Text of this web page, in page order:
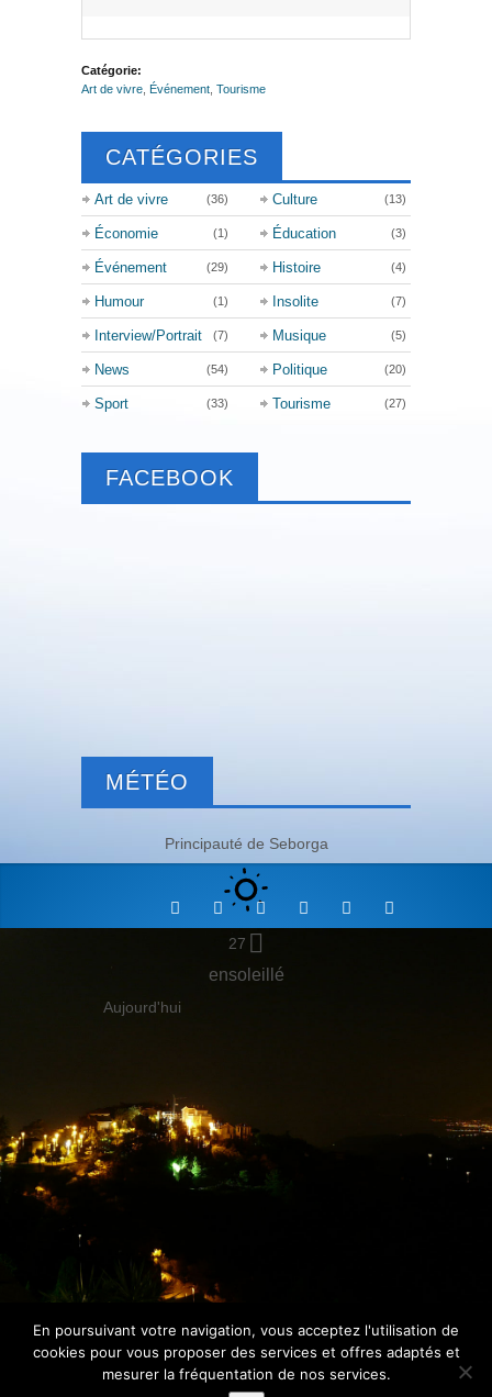
Catégorie:
Art de vivre Événement Tourisme
CATÉGORIES
Art de vivre (36) Culture (13)
Économie (1) Éducation (3)
Événement (29) Histoire (4)
Humour (1) Insolite (7)
Interview/Portrait (7) Musique (5)
News (54) Politique (20)
Sport (33) Tourisme (27)
FACEBOOK
MÉTÉO
Principauté de Seborga
27
ensoleillé
Aujourd'hui
MENTIONS LÉGALES
NOUS
CONTACTER
LIENS
En poursuivant votre navigation, vous acceptez l'utilisation de
cookies pour vous proposer des services et offres adaptés et
mesurer la fréquentation de nos services.